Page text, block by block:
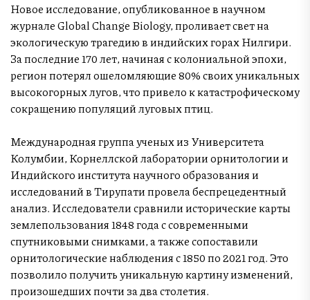
Новое исследование, опубликованное в научном
журнале Global Change Biology, проливает свет на
экологическую трагедию в индийских горах Нилгири.
За последние 170 лет, начиная с колониальной эпохи,
регион потерял ошеломляющие 80% своих уникальных
высокогорных лугов, что привело к катастрофическому
сокращению популяций луговых птиц.
Международная группа ученых из Университета
Колумбии, Корнеллской лаборатории орнитологии и
Индийского института научного образования и
исследований в Тирупати провела беспрецедентный
анализ. Исследователи сравнили исторические карты
землепользования 1848 года с современными
спутниковыми снимками, а также сопоставили
орнитологические наблюдения с 1850 по 2021 год. Это
позволило получить уникальную картину изменений,
произошедших почти за два столетия.